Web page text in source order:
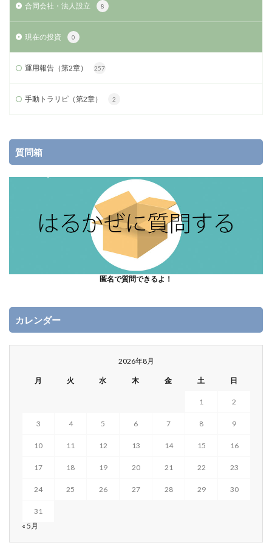
合同会社・法人設立 8
現在の投資 0
運用報告（第2章） 257
手動トラリピ（第2章） 2
質問箱
匿名で質問できるよ！
カレンダー
2026年8月
月 火 水 木 金 土 日
1 2
3 4 5 6 7 8 9
10 11 12 13 14 15 16
17 18 19 20 21 22 23
24 25 26 27 28 29 30
31
« 5月